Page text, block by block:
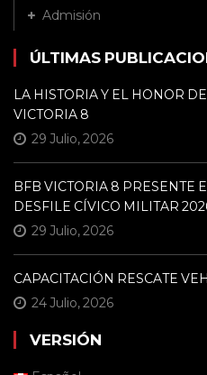
Admisión
ÚLTIMAS
LA HISTORIA Y EL HONOR
VICTORIA 8
29 Julio, 2026
BFB VICTORIA 8 PRESENTE
DESFILE CÍVICO MILITAR
29 Julio, 2026
CAPACITACIÓN RESCATE
24 Julio, 2026
VERSIÓN